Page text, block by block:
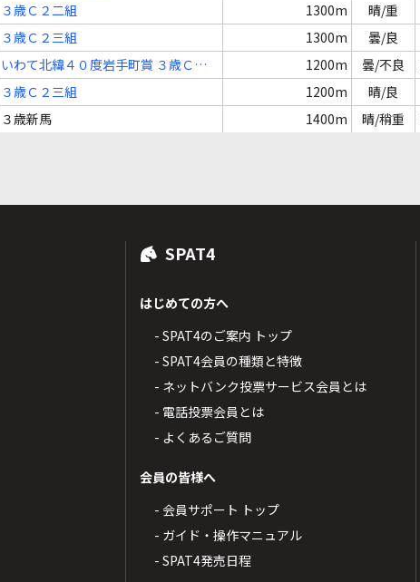
３歳Ｃ２二組 1300m 晴/重
３歳Ｃ２三組 1300m 曇/良
いわて北緯４０度岩手町賞 ３歳Ｃ２
(三)
1200m 曇/不良
３歳Ｃ２三組 1200m 晴/良
３歳新馬 1400m 晴/稍重
SPAT4
はじめての方へ
- SPAT4のご案内 トップ
- SPAT4会員の種類と特徴
- ネットバンク投票サービス会員とは
- 電話投票会員とは
- よくあるご質問
会員の皆様へ
- 会員サポート トップ
- ガイド・操作マニュアル
- SPAT4発売日程